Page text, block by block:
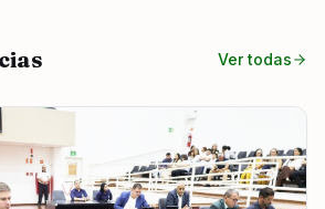
Ver todas